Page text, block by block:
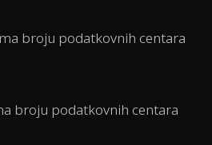
broju podatkovnih centara
broju podatkovnih centara